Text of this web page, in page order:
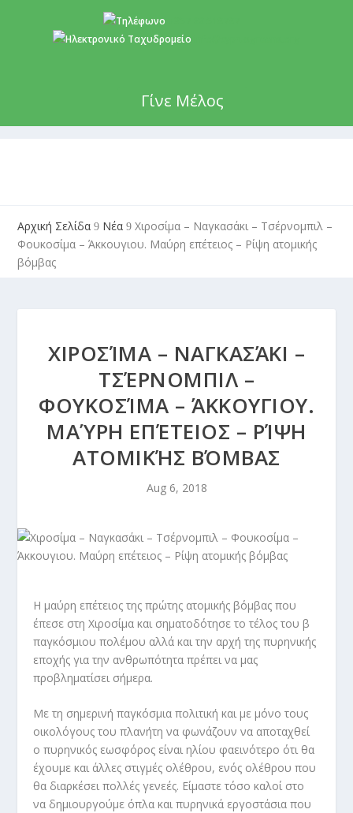
Γίνε Μέλος
Αρχική Σελίδα 9 Νέα 9 Χιροσίμα – Ναγκασάκι – Τσέρνομπιλ –
Φουκοσίμα – Άκκουγιου. Μαύρη επέτειος – Ρίψη ατομικής
βόμβας
ΧΙΡΟΣΊΜΑ – ΝΑΓΚΑΣΆΚΙ –
ΤΣΈΡΝΟΜΠΙΛ –
ΦΟΥΚΟΣΊΜΑ – ΆΚΚΟΥΓΙΟΥ.
ΜΑΎΡΗ ΕΠΈΤΕΙΟΣ – ΡΊΨΗ
ΑΤΟΜΙΚΉΣ ΒΌΜΒΑΣ
Aug 6, 2018
Η μαύρη επέτειος της πρώτης ατομικής βόμβας που
έπεσε στη Χιροσίμα και σηματοδότησε το τέλος του β
παγκόσμιου πολέμου αλλά και την αρχή της πυρηνικής
εποχής για την ανθρωπότητα πρέπει να μας
προβληματίσει σήμερα.
Με τη σημερινή παγκόσμια πολιτική και με μόνο τους
οικολόγους του πλανήτη να φωνάζουν να αποταχθεί
ο πυρηνικός εωσφόρος είναι ηλίου φαεινότερο ότι θα
έχουμε και άλλες στιγμές ολέθρου, ενός ολέθρου που
θα διαρκέσει πολλές γενεές. Είμαστε τόσο καλοί στο
να δημιουργούμε όπλα και πυρηνικά εργοστάσια που